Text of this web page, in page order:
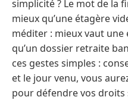
simplicité ? Le mot de la
mieux qu’une étagère
méditer : mieux vaut
qu’un dossier retraite
ces gestes simples :
et le jour venu, vous
pour défendre vos droits